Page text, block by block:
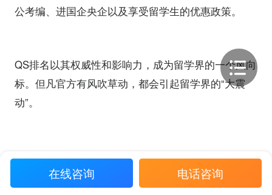
公考编、进国企央企以及享受留学生的优惠政策。
QS排名以其权威性和影响力，成为留学界的一个风向
标。但凡官方有风吹草动，都会引起留学界的“大震
动”。
早前有消息说，2026QS还会有大动作去调整评定的方
法，评分指标将会发生大的改变
在线咨询 电话咨询